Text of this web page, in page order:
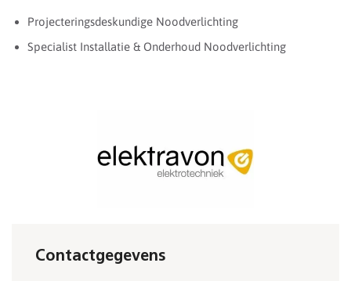
Projecteringsdeskundige Noodverlichting
Specialist Installatie & Onderhoud Noodverlichting
Contactgegevens